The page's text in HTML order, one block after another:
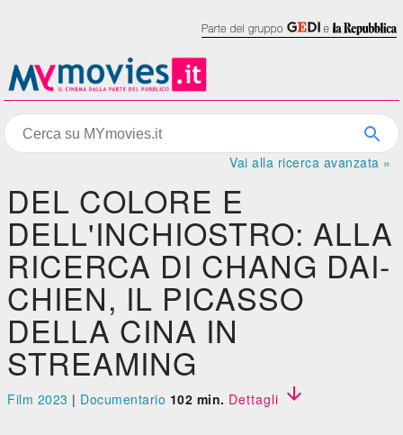
Vai alla ricerca avanzata »
DEL COLORE E
DELL'INCHIOSTRO: ALLA
RICERCA DI CHANG DAI-
CHIEN, IL PICASSO
DELLA CINA IN
STREAMING
Film 2023 | Documentario 102 min. Dettagli 